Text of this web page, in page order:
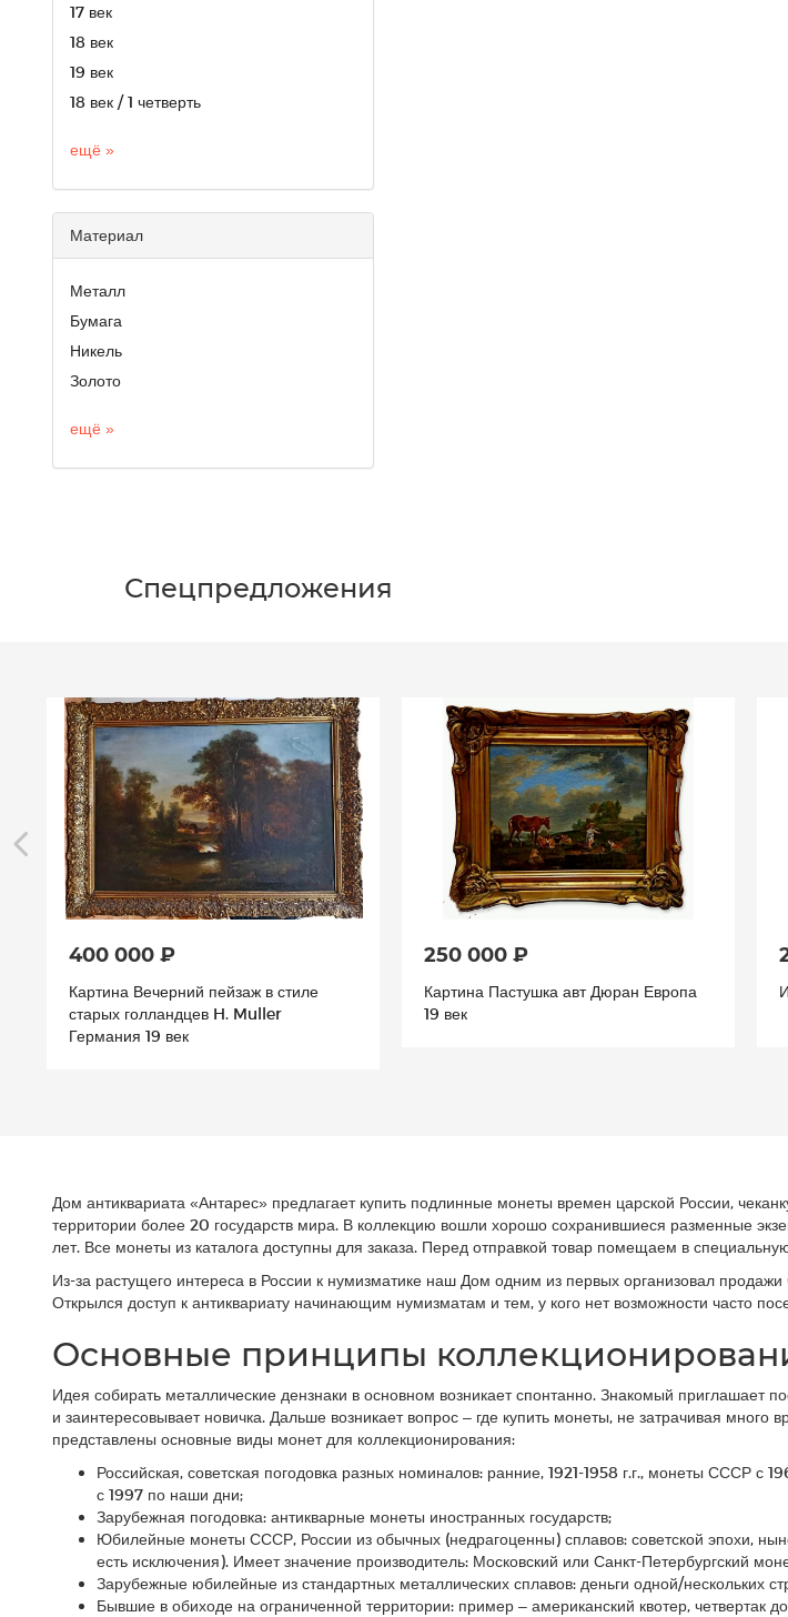
17 век
18 век
19 век
18 век / 1 четверть
ещё »
Материал
Металл
Бумага
Никель
Золото
ещё »
Спецпредложения
250 000 ₽
Картина Пастушка авт Дюран Европа
19 век
250 000 ₽
Икона Складень Россия 18 век
Дом антиквариата «Антарес» предлагает купить подлинные монеты времен царской России,
территории более 20 государств мира. В коллекцию вошли хорошо сохранившиеся разменные
лет. Все монеты из каталога доступны для заказа. Перед отправкой товар помещаем в
Из-за растущего интереса в России к нумизматике наш Дом одним из первых организовал
Открылся доступ к антиквариату начинающим нумизматам и тем, у кого нет возможности часто
Основные принципы
Идея собирать металлические дензнаки в основном возникает спонтанно. Знакомый приглашает
и заинтересовывает новичка. Дальше возникает вопрос – где купить монеты, не затрачивая
представлены основные виды монет для коллекционирования:
Российская, советская погодовка разных номиналов: ранние, 1921-1958 г.г., монеты СССР с
с 1997 по наши дни;
Зарубежная погодовка: антикварные монеты иностранных государств;
Юбилейные монеты СССР, России из обычных (недрагоценны) сплавов: советской эпохи,
есть исключения). Имеет значение производитель: Московский или Санкт-Петербургский
Зарубежные юбилейные из стандартных металлических сплавов: деньги одной/нескольких
Бывшие в обиходе на ограниченной территории: пример – американский квотер, четвертак